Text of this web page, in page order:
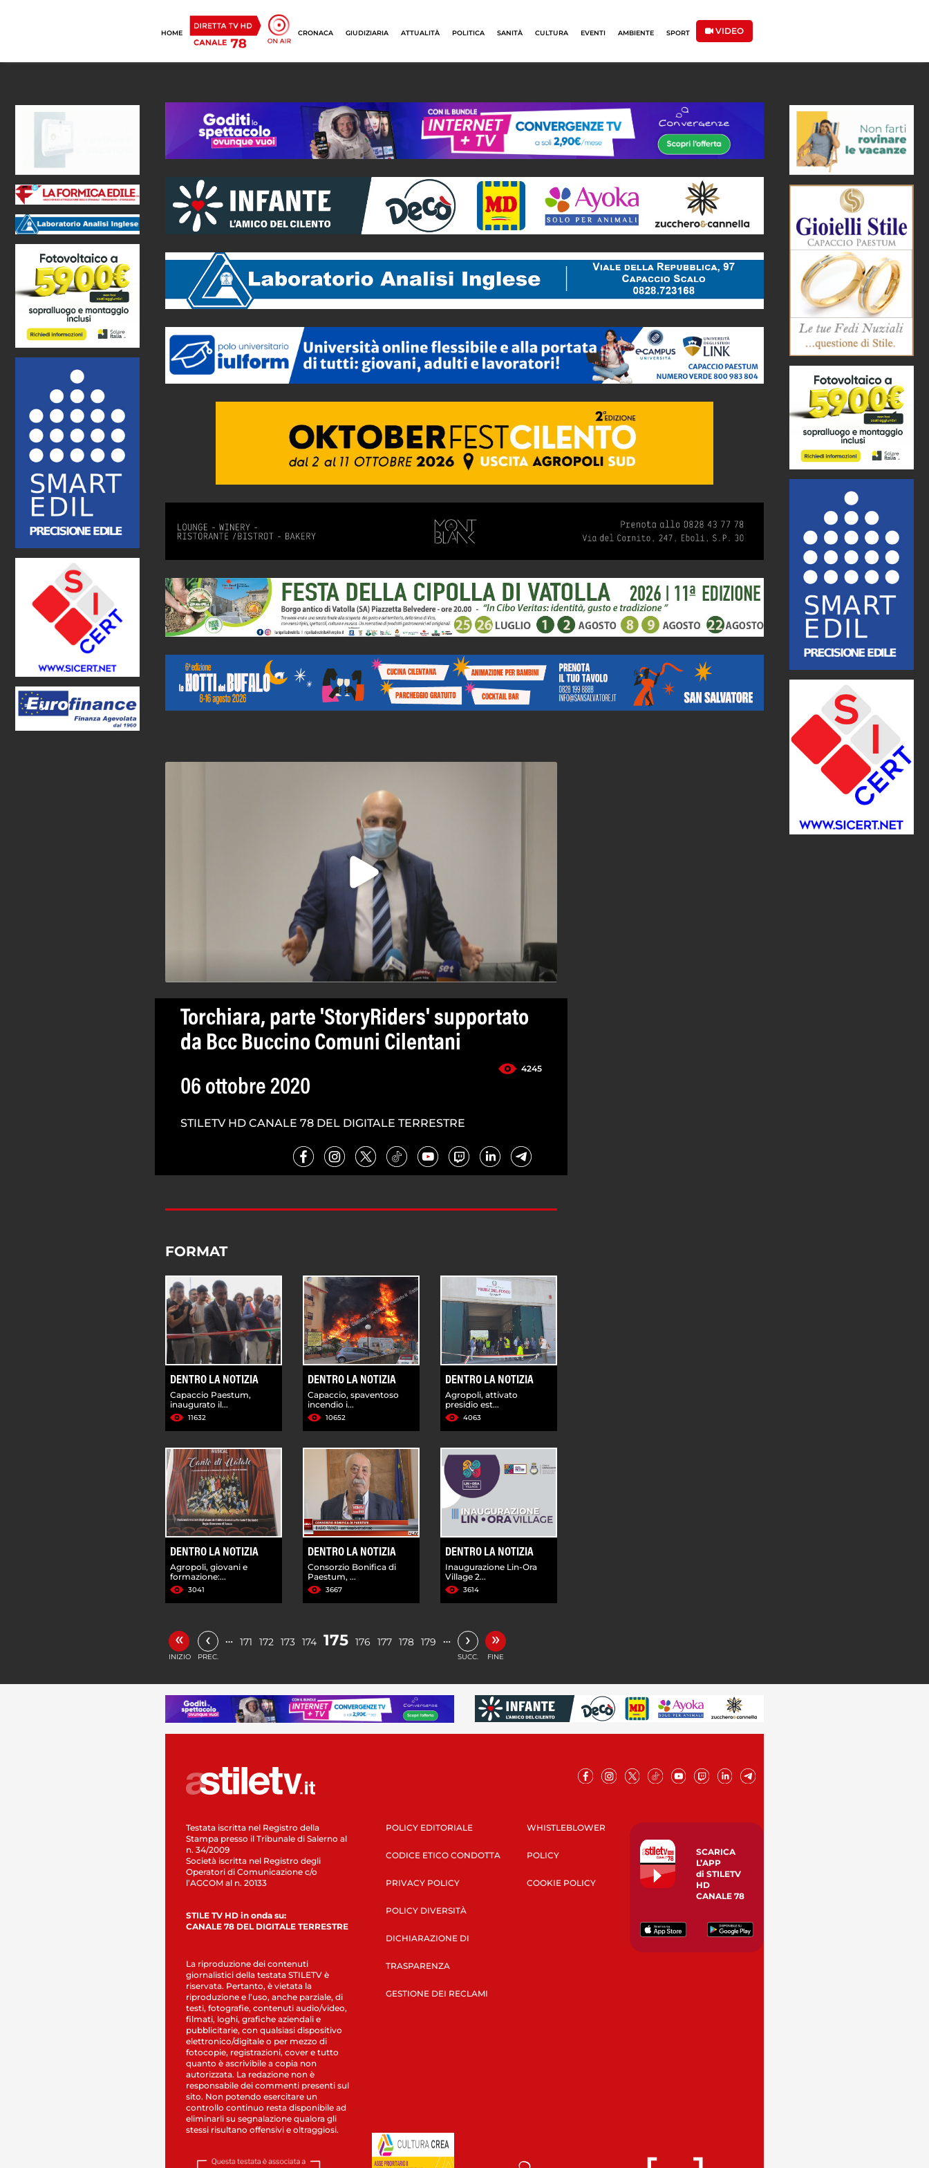
HOME CRONACA GIUDIZIARIA ATTUALITÀ POLITICA SANITÀ CULTURA EVENTI AMBIENTE SPORT VIDEO
Torchiara, parte 'StoryRiders' supportato
da Bcc Buccino Comuni Cilentani
4245
06 ottobre 2020
STILETV HD CANALE 78 DEL DIGITALE TERRESTRE
FORMAT
DENTRO LA NOTIZIA
Capaccio Paestum,
inaugurato il...
11632
DENTRO LA NOTIZIA
Capaccio, spaventoso
incendio i...
10652
DENTRO LA NOTIZIA
Agropoli, attivato
presidio est...
4063
DENTRO LA NOTIZIA
Agropoli, giovani e
formazione:...
3041
DENTRO LA NOTIZIA
Consorzio Bonifica di
Paestum, ...
3667
DENTRO LA NOTIZIA
Inaugurazione Lin-Ora
Village 2...
3614
«
INIZIO
‹
PREC.
… 171 172 173 174 175 176 177 178 179 … ›
SUCC.
»
FINE
Testata iscritta nel Registro della
Stampa presso il Tribunale di Salerno al
n. 34/2009
Società iscritta nel Registro degli
Operatori di Comunicazione c/o
l’AGCOM al n. 20133
STILE TV HD in onda su:
CANALE 78 DEL DIGITALE TERRESTRE
La riproduzione dei contenuti
giornalistici della testata STILETV è
riservata. Pertanto, è vietata la
riproduzione e l’uso, anche parziale, di
testi, fotografie, contenuti audio/video,
filmati, loghi, grafiche aziendali e
pubblicitarie, con qualsiasi dispositivo
elettronico/digitale o per mezzo di
fotocopie, registrazioni, cover e tutto
quanto è ascrivibile a copia non
autorizzata. La redazione non è
responsabile dei commenti presenti sul
sito. Non potendo esercitare un
controllo continuo resta disponibile ad
eliminarli su segnalazione qualora gli
stessi risultano offensivi e oltraggiosi.
POLICY EDITORIALE
CODICE ETICO CONDOTTA
PRIVACY POLICY
POLICY DIVERSITÀ
DICHIARAZIONE DI
TRASPARENZA
GESTIONE DEI RECLAMI
WHISTLEBLOWER
POLICY
COOKIE POLICY
SCARICA
L’APP
di STILETV
HD
CANALE 78